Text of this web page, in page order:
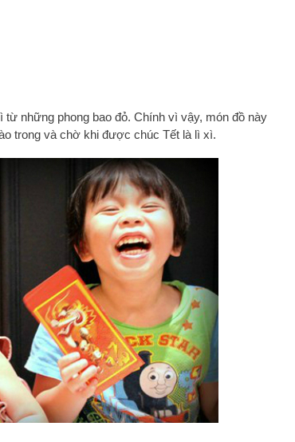
những phong bao đỏ. Chính vì vậy, món đồ này
trong và chờ khi được chúc Tết là lì xì.